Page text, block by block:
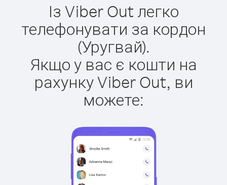
Із Viber Out легко
телефонувати за кордон
(Уругвай).
Якщо у вас є кошти на
рахунку Viber Out, ви
можете: